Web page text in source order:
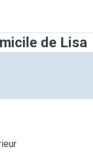
de Lisa